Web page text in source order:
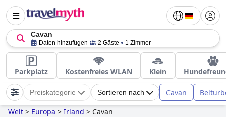
Cavan
Daten hinzufügen 2 Gäste 1 Zimmer
Parkplatz Kostenfreies WLAN Klein
Preiskategorie Sortieren nach Cavan
Welt > Europa > Irland > Cavan